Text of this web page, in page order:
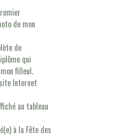
de mon
de
qui
filleul.
Internet
au tableau
à la Fête des